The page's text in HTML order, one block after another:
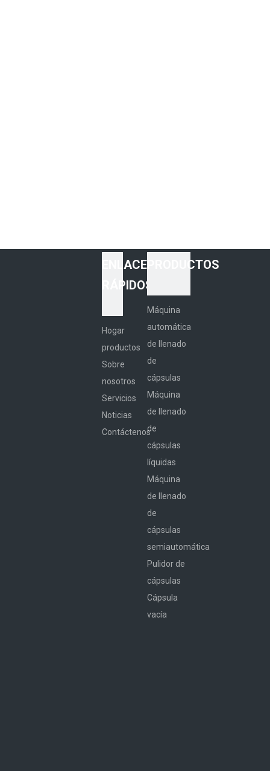
ENLACES
RÁPIDOS
Hogar
productos
Sobre
nosotros
Servicios
Noticias
Contáctenos
PRODUCTOS
Máquina
automática
de llenado
de
cápsulas
Máquina
de llenado
de
cápsulas
líquidas
Máquina
de llenado
de
cápsulas
semiautomática
Pulidor de
cápsulas
Cápsula
vacía